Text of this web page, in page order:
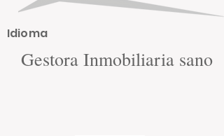
Idioma
Gestora Inmobiliaria sano